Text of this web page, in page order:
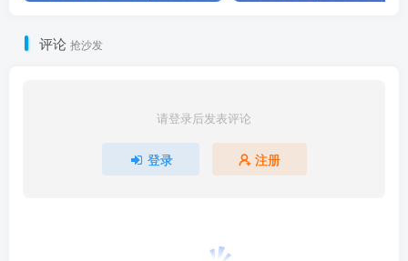
评论 抢沙发
请登录后发表评论
登录 注册